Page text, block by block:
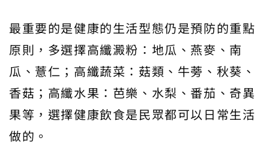
最重要的是健康的生活型態仍是預防的重點
原則，多選擇高纖澱粉：地瓜、燕麥、南
瓜、薏仁；高纖蔬菜：菇類、牛蒡、秋葵、
香菇；高纖水果：芭樂、水梨、番茄、奇異
果等，選擇健康飲食是民眾都可以日常生活
做的。